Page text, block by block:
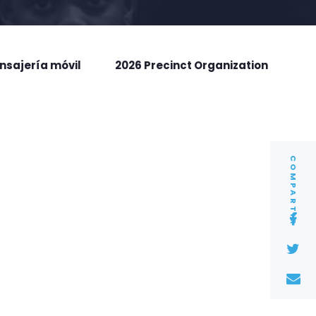
COMPARTIR
móvil 2026 Precinct Organization